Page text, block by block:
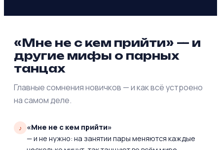
«Мне не с кем прийти» — и
другие мифы о парных
танцах
Главные сомнения новичков — и как всё устроено
на самом деле.
«Мне не с кем прийти»
— и не нужно: на занятии пары меняются каждые